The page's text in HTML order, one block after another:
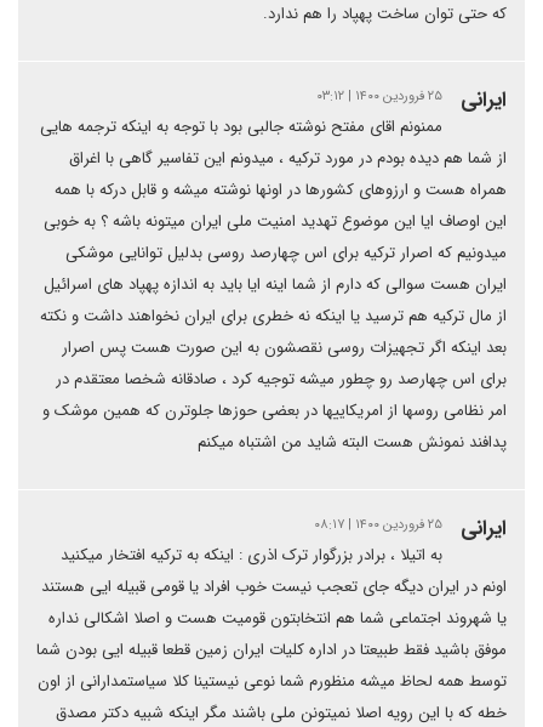
که حتی توان ساخت پهپاد را هم ندارد.
ایرانی ۲۵ فروردین ۱۴۰۰ | ۰۳:۱۲
ممنونم اقای مفتح نوشته جالبی بود با توجه به اینکه ترجمه هایی
از شما هم دیده بودم در مورد ترکیه ، میدونم این تفاسیر گاهی با اغراق
همراه هست و ارزوهای کشورها در اونها نوشته میشه و قابل درکه با همه
این اوصاف ایا این موضوع تهدید امنیت ملی ایران میتونه باشه ؟ به خوبی
میدونیم که اصرار ترکیه برای اس چهارصد روسی بدلیل توانایی موشکی
ایران هست سوالی که دارم از شما اینه ایا باید به اندازه پهپاد های اسرائیل
از مال ترکیه هم ترسید یا اینکه نه خطری برای ایران نخواهند داشت و نکته
بعد اینکه اگر تجهیزات روسی نقصشون به این صورت هست پس اصرار
برای اس چهارصد رو چطور میشه توجیه کرد ، صادقانه شخصا معتقدم در
امر نظامی روسها از امریکاییها در بعضی حوزها جلوترن که همین موشک و
پدافند نمونش هست البته شاید من اشتباه میکنم
ایرانی ۲۵ فروردین ۱۴۰۰ | ۰۸:۱۷
به اتیلا ، برادر بزرگوار ترک اذری : اینکه به ترکیه افتخار میکنید
اونم در ایران دیگه جای تعجب نیست خوب افراد یا قومی قبیله ایی هستند
یا شهروند اجتماعی شما هم انتخابتون قومیت هست و اصلا اشکالی نداره
موفق باشید فقط طبیعتا در اداره کلیات ایران زمین قطعا قبیله ایی بودن شما
توسط همه لحاظ میشه منظورم شما نوعی نیستینا کلا سیاستمدارانی از اون
خطه که با این رویه اصلا نمیتونن ملی باشند مگر اینکه شبیه دکتر مصدق